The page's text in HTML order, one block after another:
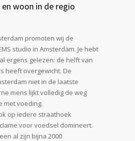
woon in de regio
promoten wij de
studio in Amsterdam. Je hebt
ergens gelezen: de helft van
heeft overgewicht. De
niet in de laatste
mens lijkt volledig de weg
met voeding.
op iedere straathoek
voor voedsel domineert.
al zijn bijna 2000